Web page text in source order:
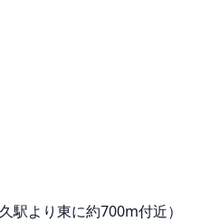
駅より東に約700m付近）